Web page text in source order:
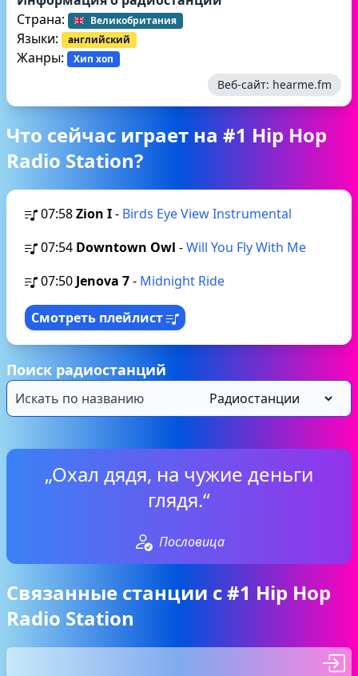
Страна:
Великобритания
Языки: английский
Жанры: Хип хоп
Веб-сайт: hearme.fm
Что сейчас играет на #1 Hip Hop
Radio Station?
07:58Zion I- Birds Eye View Instrumental
07:54 Downtown Owl -Will You Fly With Me
07:50 Jenova 7- Midnight Ride
Смотреть плейлист
Поиск радиостанций
„Охал дядя, на чужие деньги
глядя.“
Пословица
Связанные станции с #1 Hip Hop
Radio Station